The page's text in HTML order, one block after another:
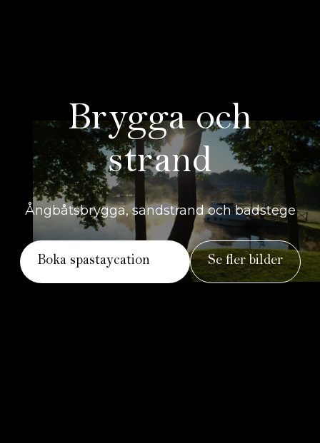
Brygga och
strand
Ångbåtsbrygga, sandstrand och badstege
Boka spastaycation Se fler bilder